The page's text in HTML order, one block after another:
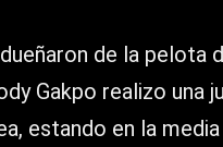
de la
Gakpo realizo una
estando en la